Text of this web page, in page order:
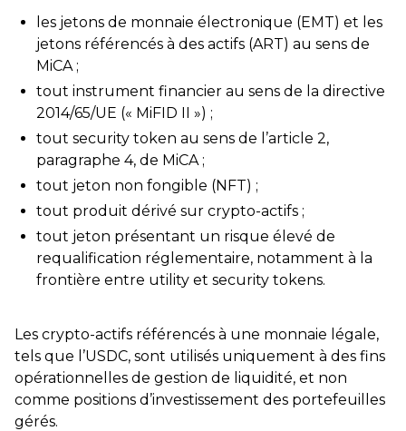
les jetons de monnaie électronique (EMT) et les
jetons référencés à des actifs (ART) au sens de
MiCA ;
tout instrument financier au sens de la directive
2014/65/UE (« MiFID II ») ;
tout security token au sens de l’article 2,
paragraphe 4, de MiCA ;
tout jeton non fongible (NFT) ;
tout produit dérivé sur crypto-actifs ;
tout jeton présentant un risque élevé de
requalification réglementaire, notamment à la
frontière entre utility et security tokens.
Les crypto-actifs référencés à une monnaie légale,
tels que l’USDC, sont utilisés uniquement à des fins
opérationnelles de gestion de liquidité, et non
comme positions d’investissement des portefeuilles
gérés.